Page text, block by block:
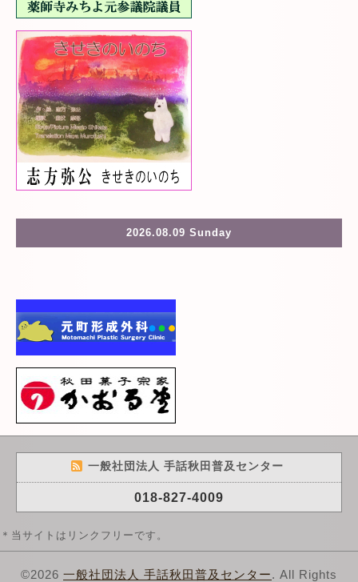
2026.08.09 Sunday
一般社団法人 手話秋田普及センター
018-827-4009
＊当サイトはリンクフリーです。
©2026 一般社団法人 手話秋田普及センター. All Rights